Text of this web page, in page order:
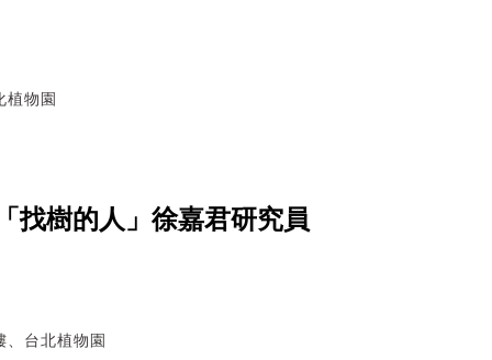
植物園
找樹的人」徐嘉君研究員
、台北植物園